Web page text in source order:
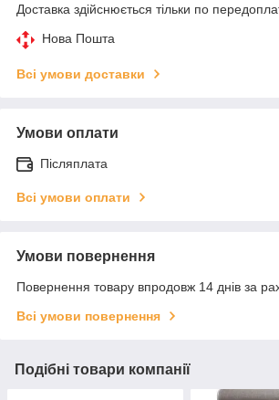
Доставка здійснюється тільки по
Нова Пошта
Всі умови доставки
Умови оплати
Післяплата
Всі умови оплати
Умови повернення
Повернення товару впродовж 14 днів за
Всі умови повернення
Подібні товари компанії